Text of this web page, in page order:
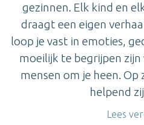
gezinnen. Elk kind en
draagt een eigen
loop je vast in emoties,
moeilijk te begrijpen
mensen om je heen.
helpend
Lees